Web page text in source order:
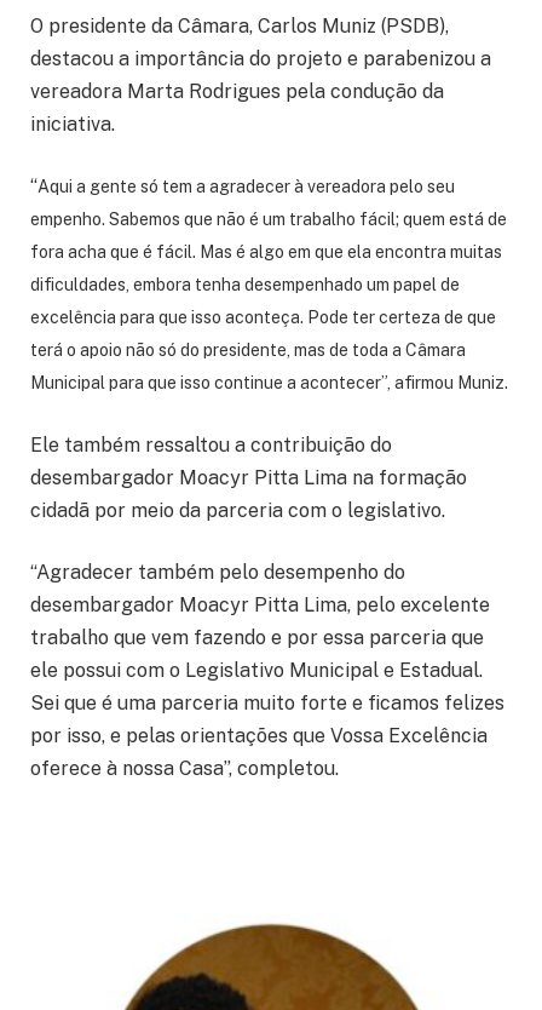
O presidente da Câmara, Carlos Muniz (PSDB),
destacou a importância do projeto e parabenizou a
vereadora Marta Rodrigues pela condução da
iniciativa.
“Aqui a gente só tem a agradecer à vereadora pelo seu
empenho. Sabemos que não é um trabalho fácil; quem está de
fora acha que é fácil. Mas é algo em que ela encontra muitas
dificuldades, embora tenha desempenhado um papel de
excelência para que isso aconteça. Pode ter certeza de que
terá o apoio não só do presidente, mas de toda a Câmara
Municipal para que isso continue a acontecer”, afirmou Muniz.
Ele também ressaltou a contribuição do
desembargador Moacyr Pitta Lima na formação
cidadã por meio da parceria com o legislativo.
“Agradecer também pelo desempenho do
desembargador Moacyr Pitta Lima, pelo excelente
trabalho que vem fazendo e por essa parceria que
ele possui com o Legislativo Municipal e Estadual.
Sei que é uma parceria muito forte e ficamos felizes
por isso, e pelas orientações que Vossa Excelência
oferece à nossa Casa”, completou.